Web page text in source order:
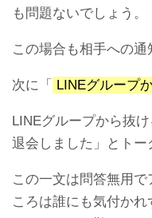
も問題ないでしょう。
この場合も相手への通
次に「 LINEグループ
LINEグループから抜
退会しました」とトー
この一文は問答無用
ころは誰にも気付か